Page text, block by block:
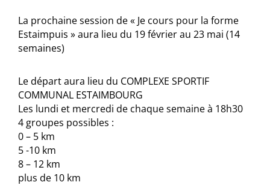
La prochaine session de « Je cours pour la forme
Estaimpuis » aura lieu du 19 février au 23 mai (14
semaines)
Le départ aura lieu du COMPLEXE SPORTIF
COMMUNAL ESTAIMBOURG
Les lundi et mercredi de chaque semaine à 18h30
4 groupes possibles :
0 – 5 km
5 -10 km
8 – 12 km
plus de 10 km